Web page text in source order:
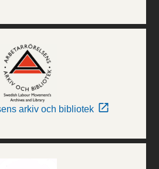
arkiv och bibliotek